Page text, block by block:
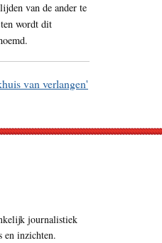
van de ander te
wordt dit
van verlangen'
journalistiek
en inzichten.